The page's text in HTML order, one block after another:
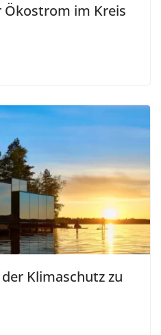
im Kreis
Klimaschutz zu